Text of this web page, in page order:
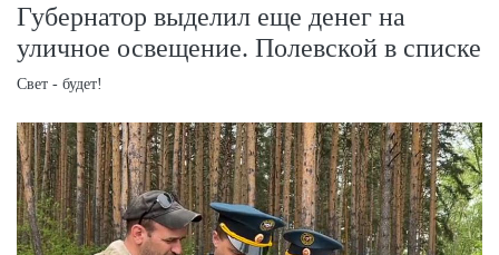
Губернатор выделил еще денег на
уличное освещение. Полевской в списке
Свет - будет!